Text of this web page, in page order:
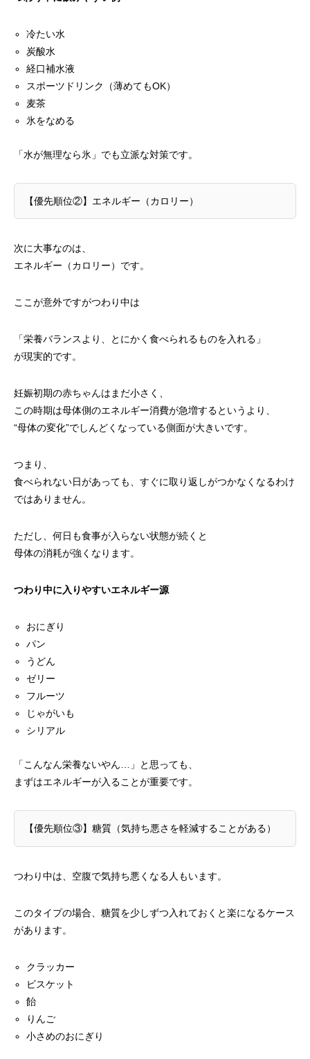
冷たい水
炭酸水
経口補水液
スポーツドリンク（薄めてもOK）
麦茶
氷をなめる
「水が無理なら氷」でも立派な対策です。
【優先順位②】エネルギー（カロリー）
次に大事なのは、
エネルギー（カロリー）です。
ここが意外ですがつわり中は
「栄養バランスより、とにかく食べられるものを入れる」
が現実的です。
妊娠初期の赤ちゃんはまだ小さく、
この時期は母体側のエネルギー消費が急増するというより、
“母体の変化”でしんどくなっている側面が大きいです。
つまり、
食べられない日があっても、すぐに取り返しがつかなくなるわけ
ではありません。
ただし、何日も食事が入らない状態が続くと
母体の消耗が強くなります。
つわり中に入りやすいエネルギー源
おにぎり
パン
うどん
ゼリー
フルーツ
じゃがいも
シリアル
「こんなん栄養ないやん…」と思っても、
まずはエネルギーが入ることが重要です。
【優先順位③】糖質（気持ち悪さを軽減することがある）
つわり中は、空腹で気持ち悪くなる人もいます。
このタイプの場合、糖質を少しずつ入れておくと楽になるケース
があります。
クラッカー
ビスケット
飴
りんご
小さめのおにぎり